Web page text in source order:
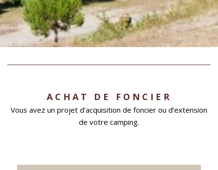
ACHAT DE FONCIER
Vous avez un projet d’acquisition de foncier ou d’extension
de votre camping.